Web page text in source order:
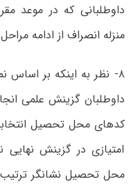
داوطلبانی که در موعد
منزله انصراف از ادامه
۸- نظر به اینکه بر
داوطلبان گزینش علمی
کدهای محل تحصیل
امتیازی در گزینش
محل تحصیل نشانگر